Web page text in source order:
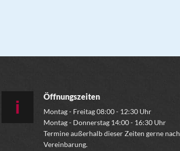
Öffnungszeiten
Montag - Freitag 08:00 - 12:30 Uhr
Montag - Donnerstag 14:00 - 16:30 Uhr
Termine außerhalb dieser Zeiten gerne nach
Vereinbarung.